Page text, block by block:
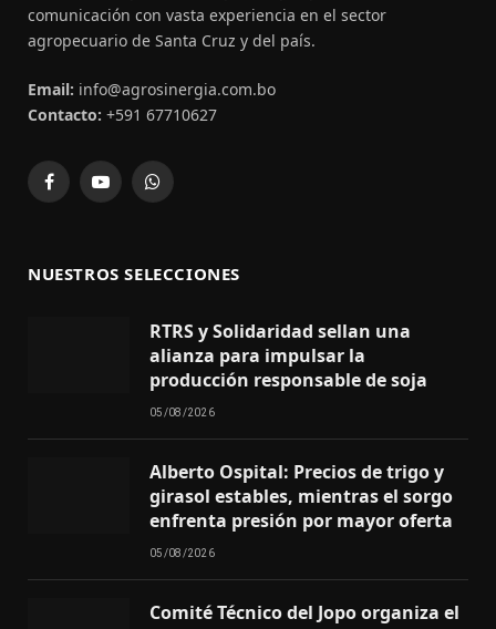
comunicación con vasta experiencia en el sector
agropecuario de Santa Cruz y del país.
Email: info@agrosinergia.com.bo
Contacto: +591 67710627
FacebookYouTubeWhatsApp
NUESTROS SELECCIONES
RTRS y Solidaridad sellan una
alianza para impulsar la
producción responsable de soja
05/08/2026
Alberto Ospital: Precios de trigo y
girasol estables, mientras el sorgo
enfrenta presión por mayor oferta
05/08/2026
Comité Técnico del Jopo organiza el